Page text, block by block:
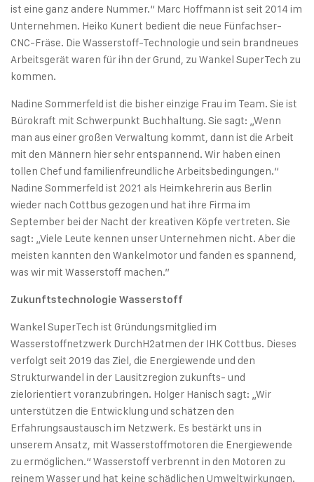
ist eine ganz andere Nummer.“ Marc Hoffmann ist seit 2014 im
Unternehmen. Heiko Kunert bedient die neue Fünfachser-
CNC-Fräse. Die Wasserstoff-Technologie und sein brandneues
Arbeitsgerät waren für ihn der Grund, zu Wankel SuperTech zu
kommen.
Nadine Sommerfeld ist die bisher einzige Frau im Team. Sie ist
Bürokraft mit Schwerpunkt Buchhaltung. Sie sagt: „Wenn
man aus einer großen Verwaltung kommt, dann ist die Arbeit
mit den Männern hier sehr entspannend. Wir haben einen
tollen Chef und familienfreundliche Arbeitsbedingungen.“
Nadine Sommerfeld ist 2021 als Heimkehrerin aus Berlin
wieder nach Cottbus gezogen und hat ihre Firma im
September bei der Nacht der kreativen Köpfe vertreten. Sie
sagt: „Viele Leute kennen unser Unternehmen nicht. Aber die
meisten kannten den Wankelmotor und fanden es spannend,
was wir mit Wasserstoff machen.”
Zukunftstechnologie Wasserstoff
Wankel SuperTech ist Gründungsmitglied im
Wasserstoffnetzwerk DurchH2atmen der IHK Cottbus. Dieses
verfolgt seit 2019 das Ziel, die Energiewende und den
Strukturwandel in der Lausitzregion zukunfts- und
zielorientiert voranzubringen. Holger Hanisch sagt: „Wir
unterstützen die Entwicklung und schätzen den
Erfahrungsaustausch im Netzwerk. Es bestärkt uns in
unserem Ansatz, mit Wasserstoffmotoren die Energiewende
zu ermöglichen.“ Wasserstoff verbrennt in den Motoren zu
reinem Wasser und hat keine schädlichen Umweltwirkungen.